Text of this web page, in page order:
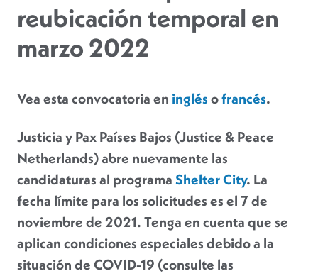
reubicación temporal en
marzo 2022
Vea esta convocatoria en inglésofrancés.
Justicia y Pax Países Bajos (Justice & Peace
Netherlands) abre nuevamente las
candidaturas al programaShelter City. La
fecha límite para los solicitudes es el 7 de
noviembre de 2021. Tenga en cuenta que se
aplican condiciones especiales debido a la
situación de COVID-19 (consulte las